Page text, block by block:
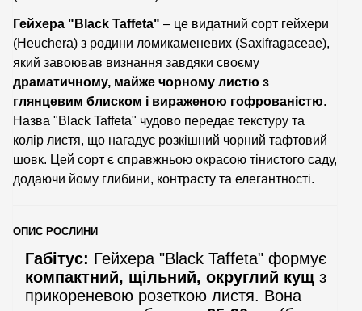
Гейхера "Black Taffeta" – це видатний сорт гейхери
(Heuchera) з родини ломикаменевих (Saxifragaceae),
який завоював визнання завдяки своєму
драматичному, майже чорному листю з
глянцевим блиском і вираженою гофрованістю.
Назва "Black Taffeta" чудово передає текстуру та
колір листя, що нагадує розкішний чорний тафтовий
шовк. Цей сорт є справжньою окрасою тінистого саду,
додаючи йому глибини, контрасту та елегантності.
ОПИС РОСЛИНИ
Габітус: Гейхера "Black Taffeta" формує
компактний, щільний, округлий кущ з
прикореневою розеткою листя. Вона